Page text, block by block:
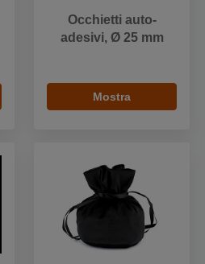
Occhietti auto-
adesivi, Ø 25 mm
Mostra